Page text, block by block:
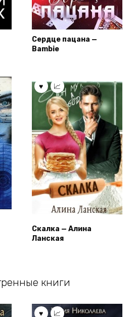
Сердце пацана —
Bambie
Скалка — Алина
Ланская
книги